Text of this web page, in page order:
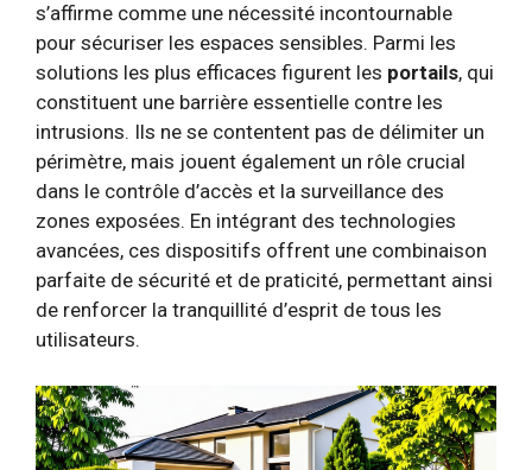
s’affirme comme une nécessité incontournable
pour sécuriser les espaces sensibles. Parmi les
solutions les plus efficaces figurent les portails, qui
constituent une barrière essentielle contre les
intrusions. Ils ne se contentent pas de délimiter un
périmètre, mais jouent également un rôle crucial
dans le contrôle d’accès et la surveillance des
zones exposées. En intégrant des technologies
avancées, ces dispositifs offrent une combinaison
parfaite de sécurité et de praticité, permettant ainsi
de renforcer la tranquillité d’esprit de tous les
utilisateurs.